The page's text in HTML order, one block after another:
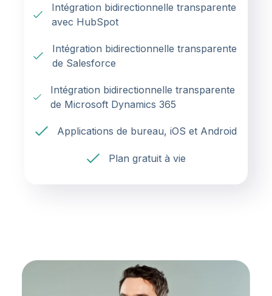
Intégration bidirectionnelle transparente
avec HubSpot
Intégration bidirectionnelle transparente
de Salesforce
Intégration bidirectionnelle transparente
de Microsoft Dynamics 365
Applications de bureau, iOS et Android
Plan gratuit à vie